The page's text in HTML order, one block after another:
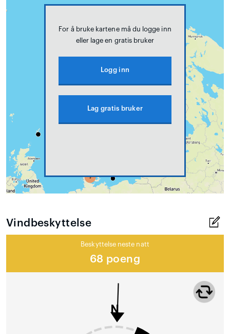
For å bruke kartene må du logge inn
eller lage en gratis bruker
Logg inn
Lag gratis bruker
Vindbeskyttelse
Beskyttelse neste natt
68 poeng
N